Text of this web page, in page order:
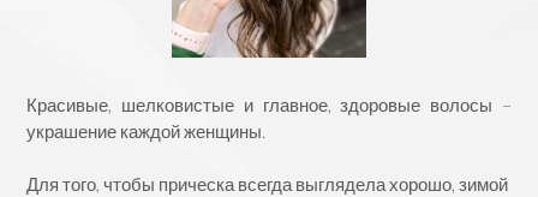
Красивые, шелковистые и главное, здоровые волосы –
украшение каждой женщины.
Для того, чтобы прическа всегда выглядела хорошо, зимой